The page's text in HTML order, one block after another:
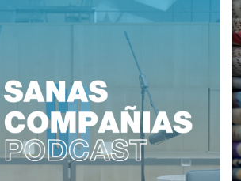
EN LOSMEDIOS